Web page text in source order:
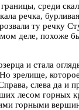
среди
речка,
ту речку
деле, похоже
и стала
зрелище,
слева да и
лесом горных
горными